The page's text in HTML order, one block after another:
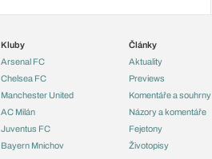
Kluby
Arsenal FC
Chelsea FC
Manchester United
AC Milán
Juventus FC
Bayern Mnichov
Články
Aktuality
Previews
Komentáře a souhrny
Názory a komentáře
Fejetony
Životopisy